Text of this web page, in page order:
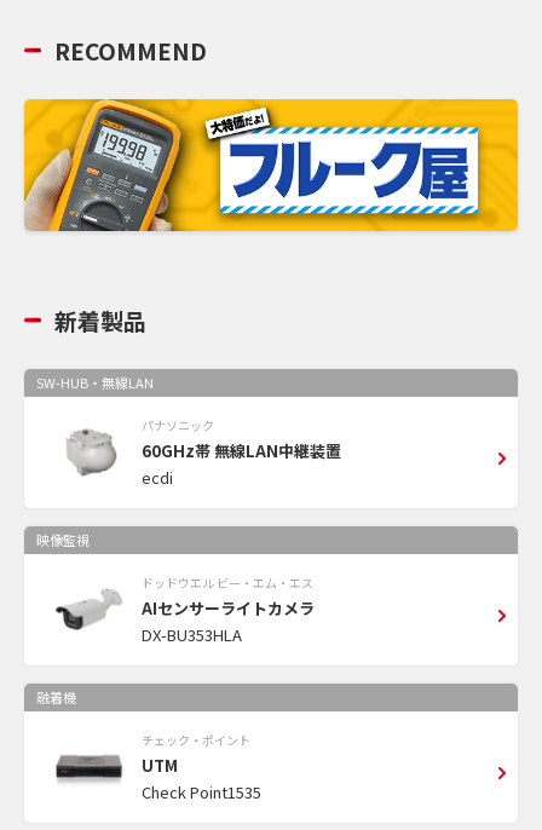
RECOMMEND
新着製品
SW-HUB・無線LAN
パナソニック
60GHz帯 無線LAN中継装置
ecdi
映像監視
ドッドウエル ビー・エム・エス
AIセンサーライトカメラ
DX-BU353HLA
融着機
チェック・ポイント
UTM
Check Point1535